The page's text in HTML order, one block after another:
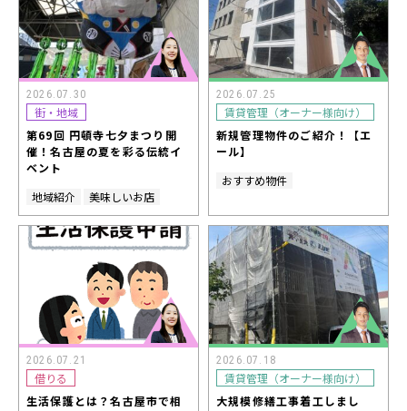
2026.07.30
街・地域
第69回 円頓寺七夕まつり開
催！名古屋の夏を彩る伝統イ
ベント
地域紹介
美味しいお店
2026.07.25
賃貸管理（オーナー様向け）
新規管理物件のご紹介！【エ
ール】
おすすめ物件
2026.07.21
借りる
生活保護とは？名古屋市で相
2026.07.18
賃貸管理（オーナー様向け）
大規模修繕工事着工しまし